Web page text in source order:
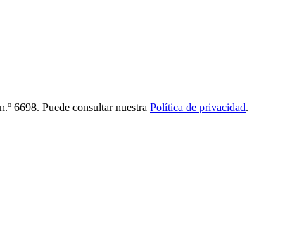
6698. Puede consultar nuestra Política de privacidad.